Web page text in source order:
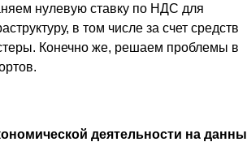
нулевую ставку по НДС для
в том числе за счет средств
Конечно же, решаем проблемы в
деятельности на